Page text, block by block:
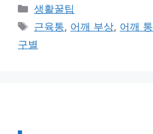
카
테
리
생활꿀팁
태
그
근육통, 어깨 부상, 어깨
구별